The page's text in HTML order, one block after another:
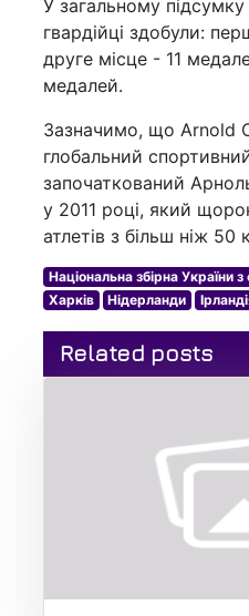
У загальному підсумку
гвардійці здобули:
друге місце - 11
медалей.
Зазначимо, що Arnold
глобальний
започаткований
у 2011 році, який
атлетів з більш ніж 50
Національна збірна України
Харків
Нідерланди
Related posts